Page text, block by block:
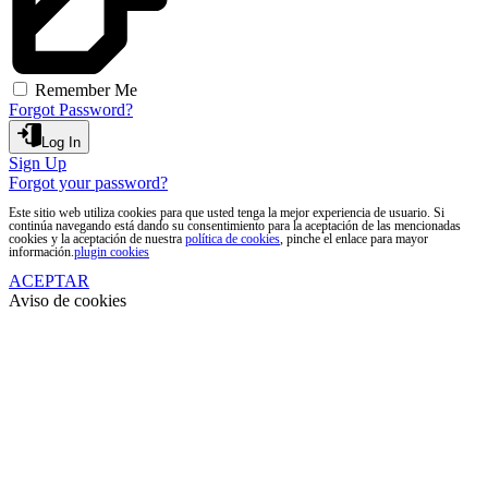
Remember Me
Forgot Password?
Log In
Sign Up
Forgot your password?
Este sitio web utiliza cookies para que usted tenga la mejor experiencia de usuario. Si
continúa navegando está dando su consentimiento para la aceptación de las mencionadas
cookies y la aceptación de nuestra política de cookies, pinche el enlace para mayor
información.plugin cookies
ACEPTAR
Aviso de cookies